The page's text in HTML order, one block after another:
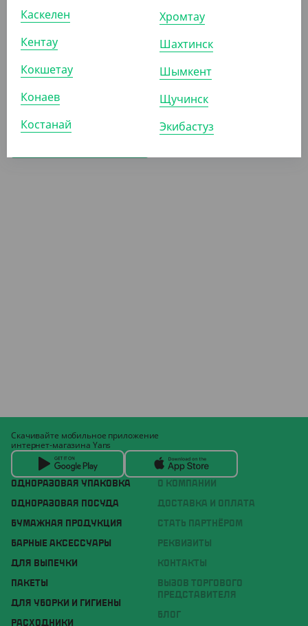
1 135₸
(22.70
в полоску, 250 мл
СООБЩИТЬ О
ОДНОРАЗОВАЯ УПАКОВКА
ОДНОРАЗОВАЯ ПОСУДА
БУМАЖНАЯ ПРОДУКЦИЯ
БАРНЫЕ АКСЕССУАРЫ
ДЛЯ ВЫПЕЧКИ
ПАКЕТЫ
ДЛЯ УБОРКИ И ГИГИЕНЫ
РАСХОДНИКИ
О КОМПАНИИ
ДОСТАВКА И ОПЛАТА
СТАТЬ ПАРТНЁРОМ
РЕКВИЗИТЫ
КОНТАКТЫ
ВЫЗОВ ТОРГОВОГО
ПРЕДСТАВИТЕЛЯ
БЛОГ
Скачивайте мобильное приложение
интернет-магазина Yans
Каскелен
Кентау
Кокшетау
Конаев
Костанай
Хромтау
Шахтинск
Шымкент
Щучинск
Экибастуз